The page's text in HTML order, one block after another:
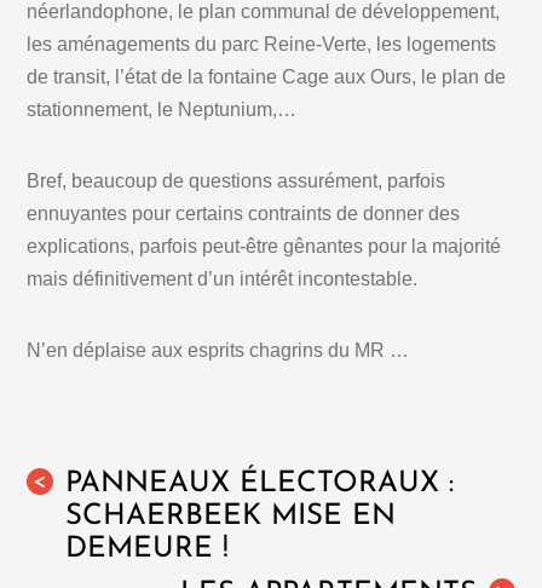
néerlandophone, le plan communal de développement,
les aménagements du parc Reine-Verte, les logements
de transit, l’état de la fontaine Cage aux Ours, le plan de
stationnement, le Neptunium,…
Bref, beaucoup de questions assurément, parfois
ennuyantes pour certains contraints de donner des
explications, parfois peut-être gênantes pour la majorité
mais définitivement d’un intérêt incontestable.
N’en déplaise aux esprits chagrins du MR …
<
PANNEAUX ÉLECTORAUX :
SCHAERBEEK MISE EN
DEMEURE !